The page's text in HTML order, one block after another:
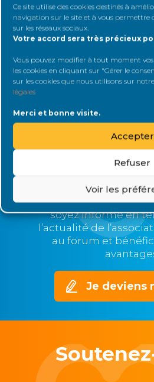
Ce site utilise des cookies destinés à
navigation sur le site et à vous permettre
sur les réseaux sociaux.
Votre accord sera très précieux
Vous pouvez modifier à tout moment vos
les cookies en cliquant sur "Gérer le
sur les cookies que nous utilisons sur
légales
Merci et bonne visite.
Accepter
Refuser
Voir les
Rejoignez
Plus nous serons
plus nous serons
mieux nous
Devenez membre
soyez informé en
l’actualité de
au forum et
Je deviens